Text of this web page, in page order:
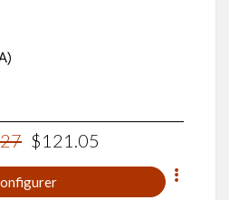
27 $121 .05